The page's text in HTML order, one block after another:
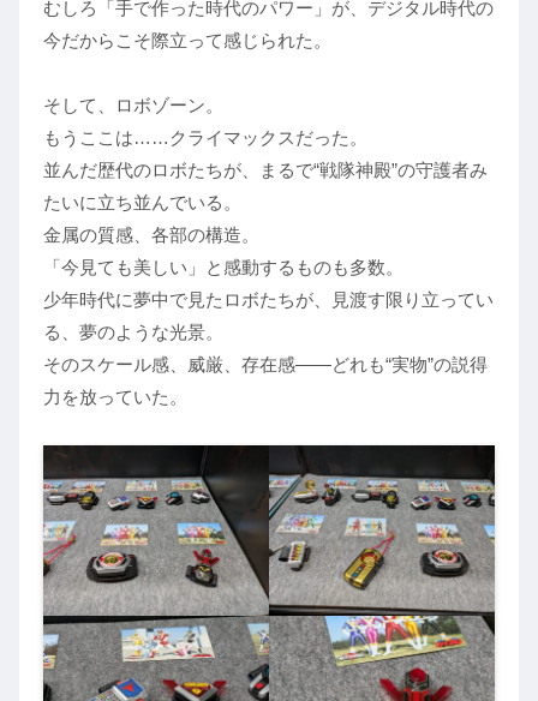
むしろ「手で作った時代のパワー」が、デジタル時代の
今だからこそ際立って感じられた。
そして、ロボゾーン。
もうここは……クライマックスだった。
並んだ歴代のロボたちが、まるで“戦隊神殿”の守護者み
たいに立ち並んでいる。
金属の質感、各部の構造。
「今見ても美しい」と感動するものも多数。
少年時代に夢中で見たロボたちが、見渡す限り立ってい
る、夢のような光景。
そのスケール感、威厳、存在感――どれも“実物”の説得
力を放っていた。